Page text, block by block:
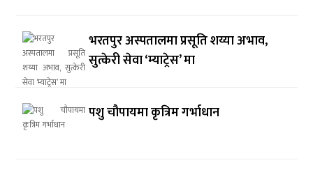
भरतपुर अस्पतालमा प्रसूति शय्या अभाव,
सुत्केरी सेवा ‘म्याट्रेस’ मा
पशु चौपायमा कृत्रिम गर्भाधान